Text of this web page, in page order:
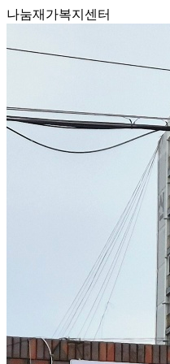
나눔재가복지센터